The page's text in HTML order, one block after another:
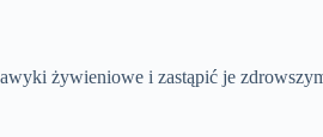
żywieniowe i zastąpić je